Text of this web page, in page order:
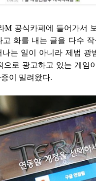
M 공식카페에 들어가서
화를 내는 글을 다수
는 일이 아니라 제법
으로 광고하고 있는 게임
이 밀려왔다.